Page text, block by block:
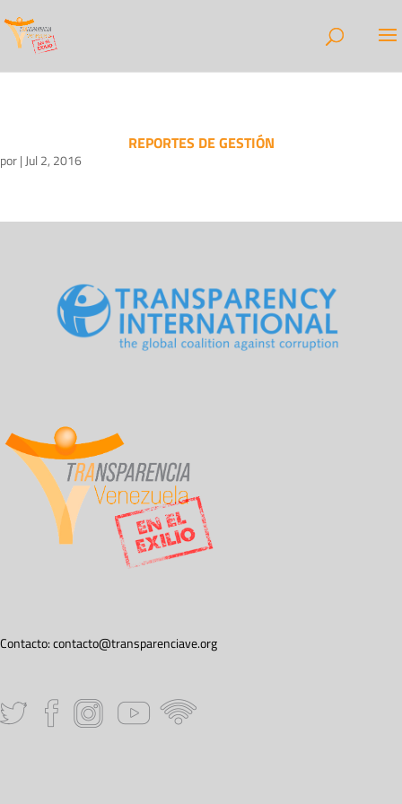
REPORTES DE GESTIÓN
por| Jul 2, 2016
Contacto:contacto@transparenciave.org